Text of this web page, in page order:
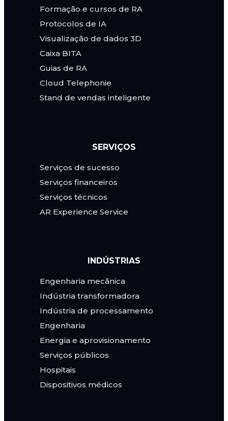
Formação e cursos de RA
Protocolos de IA
Visualização de dados 3D
Caixa BITA
Guias de RA
Cloud Telephonie
Stand de vendas inteligente
SERVIÇOS
Serviços de sucesso
Serviços financeiros
Serviços técnicos
AR Experience Service
INDÚSTRIAS
Engenharia mecânica
Indústria transformadora
Indústria de processamento
Engenharia
Energia e aprovisionamento
Serviços públicos
Hospitais
Dispositivos médicos